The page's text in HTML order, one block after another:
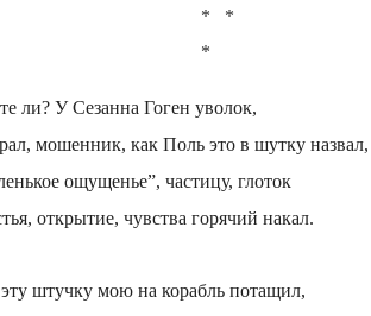
*   *
*
ли? У Сезанна Гоген уволок,
мошенник, как Поль это в шутку назвал,
ощущенье”, частицу, глоток
открытие, чувства горячий накал.
штучку мою на корабль потащил,